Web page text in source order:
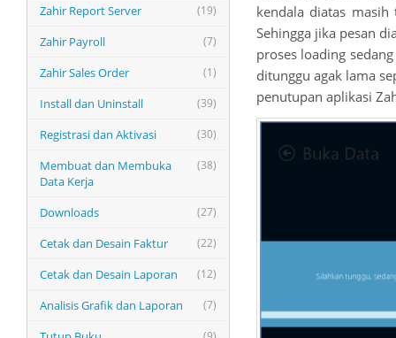
(19)
Zahir Report Server
(7)
Zahir Payroll
(1)
Zahir Sales Order
(39)
Install dan Uninstall
(30)
Registrasi dan Aktivasi
(38)
Membuat dan Membuka
Data Kerja
(27)
Downloads
(22)
Cetak dan Desain Faktur
(12)
Cetak dan Desain Laporan
(7)
Analisis Grafik dan Laporan
kendala diatas
Sehingga jika pesan
proses loading
ditunggu agak lama
penutupan aplikasi